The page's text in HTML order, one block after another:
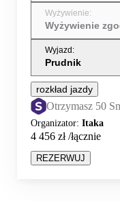
Wyżywienie:
Wyżywienie
Wyjazd :
Prudnik
rozkład jazdy
Otrzymasz 50
Organizator: Itaka
4 456 zł/łącznie
REZERWUJ